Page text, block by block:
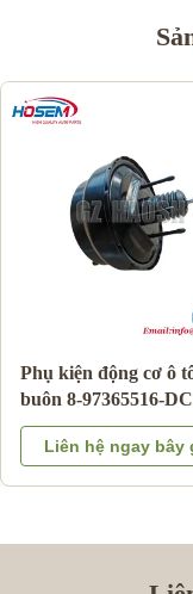
Phụ kiện động cơ ô
buôn 8-97365516-DC
phanh tăng cường
Isuzu DMAX 03-06
Liên hệ ngay bây